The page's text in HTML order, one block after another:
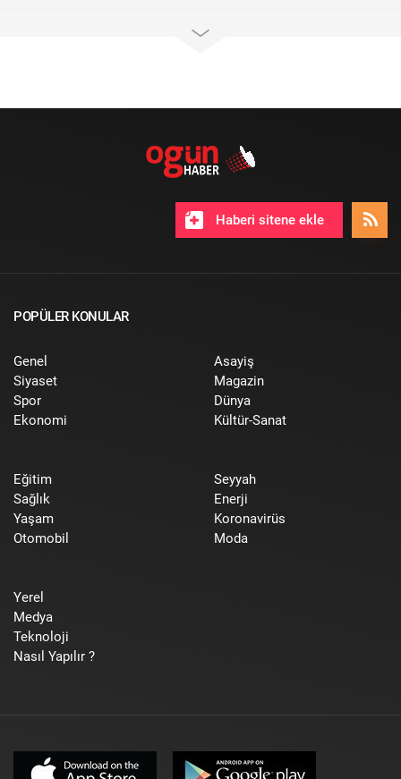
Haberi sitene ekle
POPÜLER KONULAR
Genel
Siyaset
Spor
Ekonomi
Asayiş
Magazin
Dünya
Kültür-Sanat
Eğitim
Sağlık
Yaşam
Otomobil
Seyyah
Enerji
Koronavirüs
Moda
Yerel
Medya
Teknoloji
Nasıl Yapılır ?